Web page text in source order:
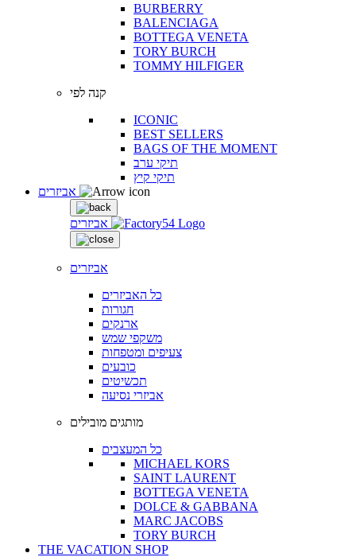
BURBERRY
BALENCIAGA
BOTTEGA VENETA
TORY BURCH
TOMMY HILFIGER
קנה לפי
ICONIC
BEST SELLERS
BAGS OF THE MOMENT
תיקי ערב
תיקי קיץ
אביזרים
אביזרים
כל האביזרים
חגורות
ארנקים
משקפי שמש
צעיפים ומטפחות
כובעים
תכשיטים
אביזרי נסיעה
מותגים מובילים
כל המעצבים
MICHAEL KORS
SAINT LAURENT
BOTTEGA VENETA
DOLCE & GABBANA
MARC JACOBS
TORY BURCH
THE VACATION SHOP